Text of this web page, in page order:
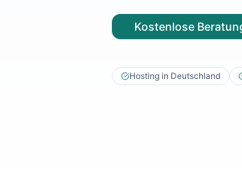
Kostenlose
Hosting in Deutschland
Lohnabrechnung Konstanz
Lohnabrechnung Ludwigsburg
Finanzbuchhaltung Backnang